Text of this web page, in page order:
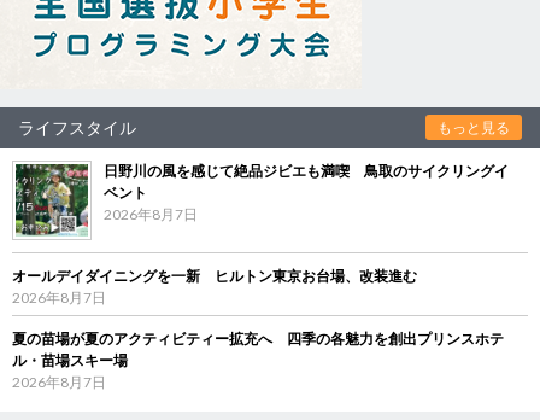
ライフスタイル もっと見る
日野川の風を感じて絶品ジビエも満喫 鳥取のサイクリングイ
ベント
2026年8月7日
オールデイダイニングを一新 ヒルトン東京お台場、改装進む
2026年8月7日
夏の苗場が夏のアクティビティー拡充へ 四季の各魅力を創出プリンスホテ
ル・苗場スキー場
2026年8月7日